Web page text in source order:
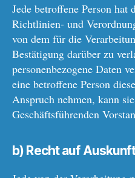
Jede betroffene Person hat
Richtlinien- und
von dem für die
Bestätigung darüber zu
personenbezogene Daten
eine betroffene Person
Anspruch nehmen, kann
Geschäftsführenden
b) Recht auf Auskunft